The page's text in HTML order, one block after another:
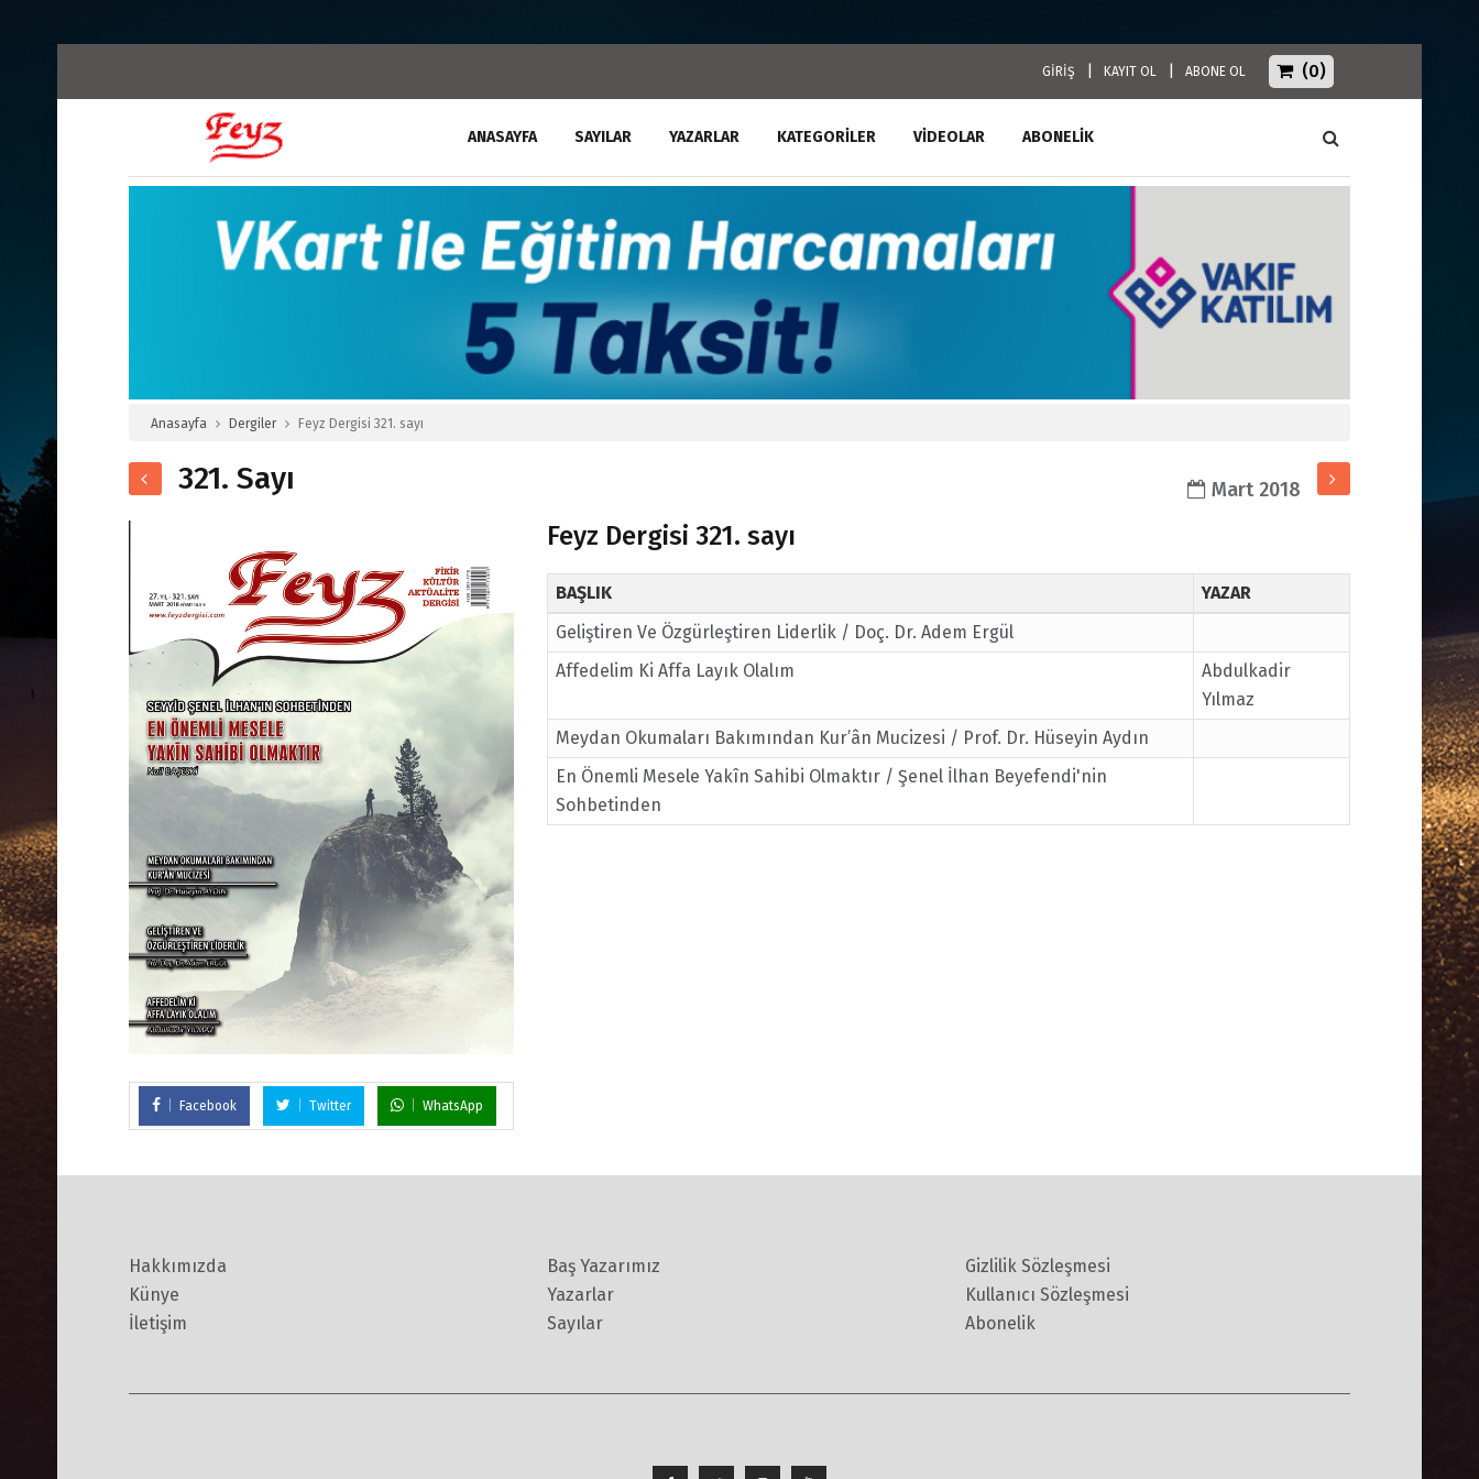
GİRİŞ KAYIT OL ABONE OL (0)
ANASAYFA SAYILAR YAZARLAR KATEGORILER VIDEOLAR ABONELİK
Anasayfa Dergiler Feyz Dergisi 321. sayı
321. Sayı Mart 2018
Facebook Twitter WhatsApp
Feyz Dergisi 321. sayı
BAŞLIK
YAZAR
Geliştiren Ve Özgürleştiren Liderlik / Doç. Dr. Adem Ergül
Affedelim Ki Affa Layık Olalım
Abdulkadir
Yılmaz
Meydan Okumaları Bakımından Kur’ân Mucizesi / Prof. Dr. Hüseyin Aydın
En Önemli Mesele Yakîn Sahibi Olmaktır / Şenel İlhan Beyefendi'nin
Sohbetinden
Hakkımızda
Künye
İletişim
Baş Yazarımız
Yazarlar
Sayılar
Gizlilik Sözleşmesi
Kullanıcı Sözleşmesi
Abonelik